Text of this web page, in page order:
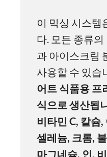
이 믹싱 시스템
다. 모든 종류
과 아이스크림
사용할 수 있습
어트 식품용 프
식으로 생산됩
비타민 C, 칼슘,
셀레늄, 크롬,
마그네슘, 인,